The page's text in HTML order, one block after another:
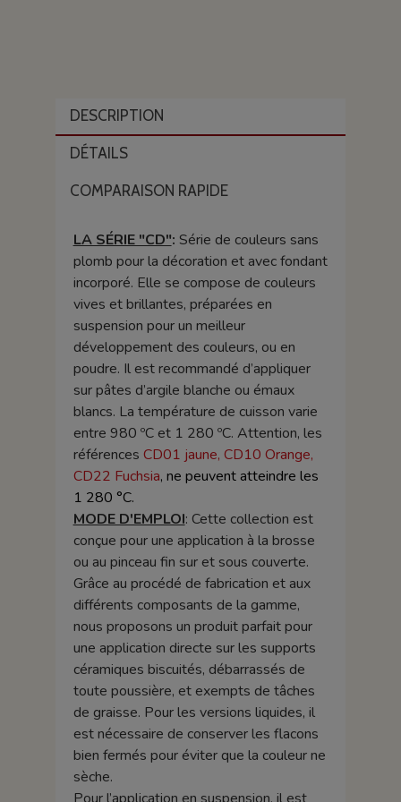
DESCRIPTION
DÉTAILS
COMPARAISON RAPIDE
LA SÉRIE "CD": Série de couleurs sans
plomb pour la décoration et avec fondant
incorporé. Elle se compose de couleurs
vives et brillantes, préparées en
suspension pour un meilleur
développement des couleurs, ou en
poudre. Il est recommandé d’appliquer
sur pâtes d’argile blanche ou émaux
blancs. La température de cuisson varie
entre 980 ºC et 1 280 ºC. Attention, les
références CD01 jaune, CD10 Orange,
CD22 Fuchsia, ne peuvent atteindre les
1 280 °C.
MODE D'EMPLOI: Cette collection est
conçue pour une application à la brosse
ou au pinceau fin sur et sous couverte.
Grâce au procédé de fabrication et aux
différents composants de la gamme,
nous proposons un produit parfait pour
une application directe sur les supports
céramiques biscuités, débarrassés de
toute poussière, et exempts de tâches
de graisse. Pour les versions liquides, il
est nécessaire de conserver les flacons
bien fermés pour éviter que la couleur ne
sèche.